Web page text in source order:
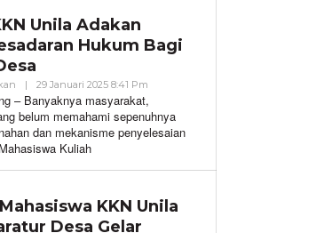
Unila Adakan
Hukum Bagi
| 29 Januari 2025 8:41 Pm
– Banyaknya masyarakat,
belum memahami sepenuhnya
dan mekanisme penyelesaian
Kuliah
KKN Unila
Desa Gelar